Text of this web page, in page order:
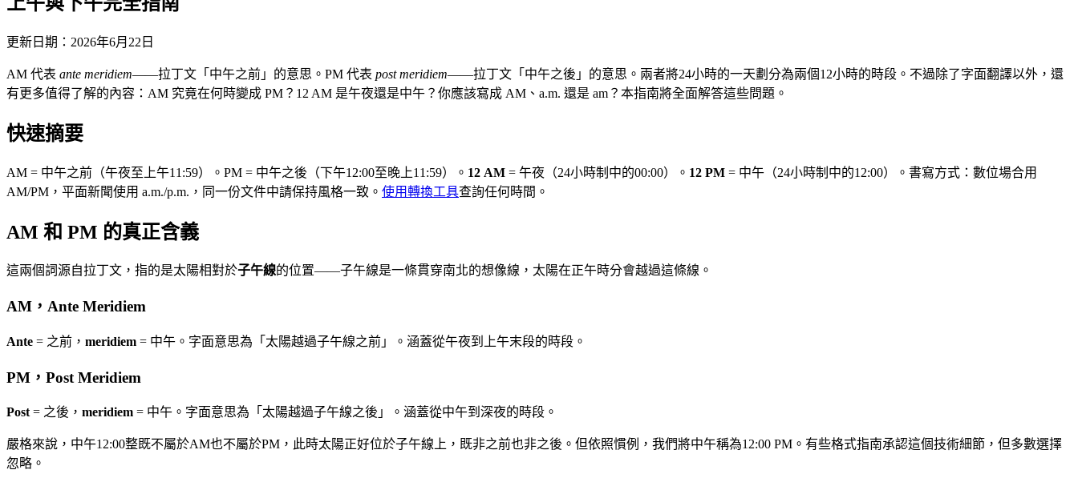
更新日期：2026年6月22日
AM 代表 ante meridiem——拉丁文「中午之前」的意思。PM 代表 post meridiem——拉丁文「中午之後」的意思。兩者將24小時的一天劃分為兩個12小時的時段。不過除了字面翻譯以外，還
有更多值得了解的內容：AM 究竟在何時變成 PM？12 AM 是午夜還是中午？你應該寫成 AM、a.m. 還是 am？本指南將全面解答這些問題。
快速摘要
AM = 中午之前（午夜至上午11:59）。PM = 中午之後（下午12:00至晚上11:59）。 12 AM = 午夜（24小時制中的00:00）。 12 PM = 中午（24小時制中的12:00）。書寫方式：數位場合用
AM/PM，平面新聞使用 a.m./p.m.，同一份文件中請保持風格一致。 使用轉換工具查詢任何時間。
AM 和 PM 的真正含義
這兩個詞源自拉丁文，指的是太陽相對於子午線的位置——子午線是一條貫穿南北的想像線，太陽在正午時分會越過這條線。
AM，Ante Meridiem
Ante = 之前， meridiem = 中午。字面意思為「太陽越過子午線之前」。涵蓋從午夜到上午末段的時段。
PM，Post Meridiem
Post = 之後， meridiem = 中午。字面意思為「太陽越過子午線之後」。涵蓋從中午到深夜的時段。
嚴格來說，中午12:00整既不屬於AM也不屬於PM，此時太陽正好位於子午線上，既非之前也非之後。但依照慣例，我們將中午稱為12:00 PM。有些格式指南承認這個技術細節，但多數選擇
忽略。